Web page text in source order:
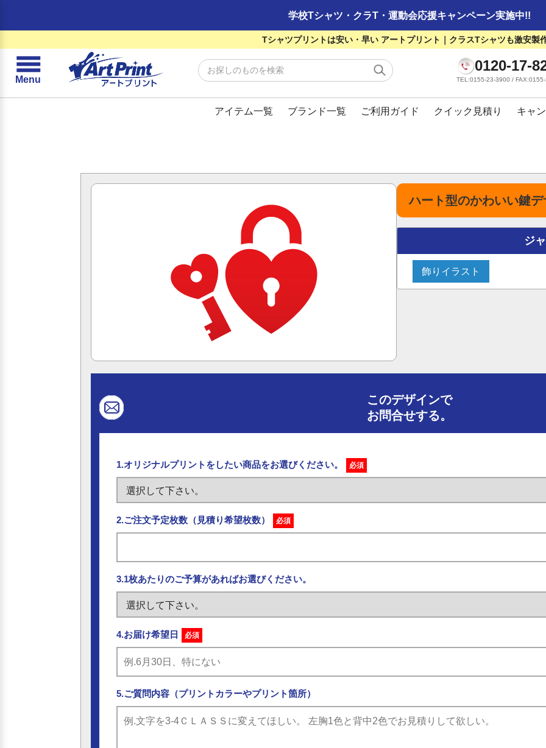
学校Tシャツ・クラT・運動会応援キャンペーン実施中!!
Tシャツプリントは安い・早い アートプリント｜クラスTシャツも激安製
☰
Menu
0120-17-
TEL:0155-23-3900 /
アイテム一覧 ブランド一覧 ご利用ガイド クイック見積り キャ
ハート型のかわいい鍵デ
ジ
飾りイラスト
このデザインで
お問合せする。
1.オリジナルプリントをしたい商品をお選びください。 必須
2.ご注文予定枚数（見積り希望枚数） 必須
3.1枚あたりのご予算があればお選びください。
4.お届け希望日 必須
5.ご質問内容（プリントカラーやプリント箇所）